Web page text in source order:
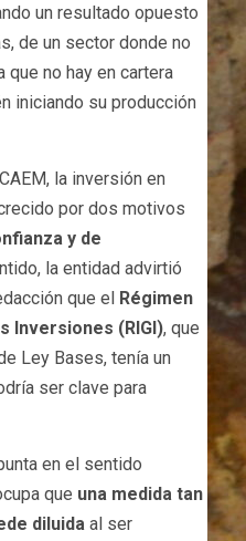
un resultado opuesto
de un sector donde no
que no hay en cartera
iniciando su producción
la inversión en
por dos motivos
y de
la entidad advirtió
que el Régimen
Inversiones (RIGI), que
Ley Bases, tenía un
ser clave para
en el sentido
que una medida tan
diluida al ser